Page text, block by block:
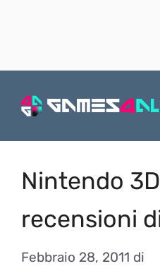
Nintendo
recensioni
Febbraio 28, 2011 di